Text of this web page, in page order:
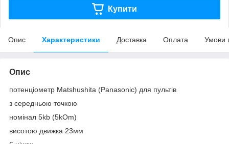
Купити
Опис Характеристики Доставка Оплата Умови
Опис
потенціометр Matshushita (Panasonic) для пультів
з середньою точкою
номінал 5kb (5kOm)
висотою движка 23мм